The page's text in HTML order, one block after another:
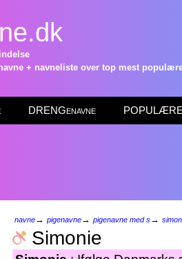
+ navneliste over top mest
DRENGenavne POPULÆRE
navne→ pigenavne→ pigenavne med s→
Simonie